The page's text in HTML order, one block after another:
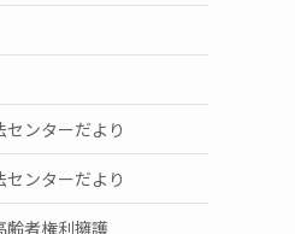
ンターだより
ンターだより
齢者権利擁護